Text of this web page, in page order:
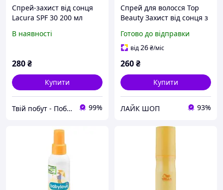
Спрей-захист від сонця
Lacura SPF 30 200 мл
В наявності
280₴
Купити
Твій побут - Побутова хімія та товари для дому! 99%
Спрей для волосся Top
Beauty Захист від сонця з
термозахисний
двофазний 200 мл
Готово до відправки
від26₴/міс
260₴
Купити
ЛАЙК ШОП 93%